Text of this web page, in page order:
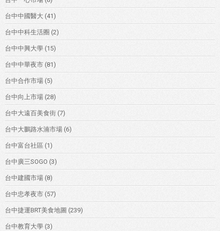
台中中國醫大 (41)
台中中科生活圈 (2)
台中中興大學 (15)
台中中華夜市 (81)
台中合作市場 (5)
台中向上市場 (28)
台中大遠百美食街 (7)
台中大鵬路水湳市場 (6)
台中富台社區 (1)
台中廣三SOGO (3)
台中建國市場 (8)
台中忠孝夜市 (57)
台中捷運BRT美食地圖 (239)
台中教育大學 (3)